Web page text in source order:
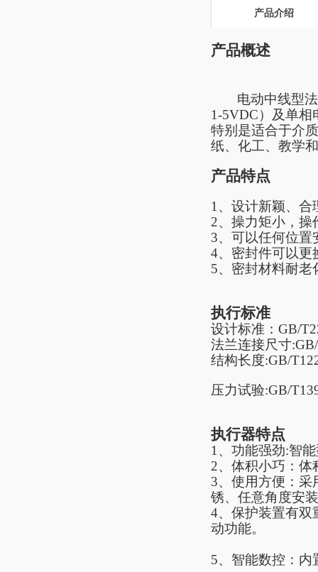
产品介绍
产品概述
电动中线型
1-5VDC）及单
特别是适合于介
纸、化工、教学
产品特点
1、设计新颖、合
2、操力矩小，操
3、可以任何位置
4、密封件可以更
5、密封材料耐老
执行标准
设计标准： GB/
法兰连接尺寸
结构长度:GB/
压力试验:GB/
执行器特点
1、功能强劲:智
2、体积小巧：
3、使用方便：
锈、任意角度安
4、保护装置有双
动功能。
5、智能数控：